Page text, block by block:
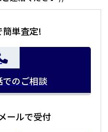
その場で査定を致します。
簡単査定!
でのご相談
ールで受付